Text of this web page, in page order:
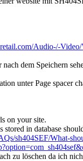
Audio-/-
dem Speichern
unter Page spacer
on your site.
in database
sh404SEF/What-
zu löschen da ich